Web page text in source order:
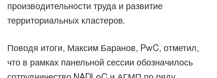
производительности труда и развитие
территориальных кластеров.
Поводя итоги, Максим Баранов, PwC, отметил,
что в рамках панельной сессии обозначилось